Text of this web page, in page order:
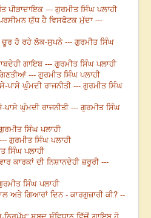
ਪੀੜਾਦਾਇਕ --- ਗੁਰਮੀਤ ਸਿੰਘ ਪਲਾਹੀ
ਯੁੱਧ ਹੈ ਵਿਸਫੋਟਕ ਮੁੱਦਾ ---
ਚੂਰ ਹੋ ਰਹੇ ਲੋਕ-ਸੁਪਨੇ --- ਗੁਰਮੀਤ ਸਿੰਘ
ਗਾਇਬ --- ਗੁਰਮੀਤ ਸਿੰਘ ਪਲਾਹੀ
--- ਗੁਰਮੀਤ ਸਿੰਘ ਪਲਾਹੀ
ਘੁੰਮਦੀ ਰਾਜਨੀਤੀ --- ਗੁਰਮੀਤ ਸਿੰਘ
ਘੁੰਮਦੀ ਰਾਜਨੀਤੀ --- ਗੁਰਮੀਤ ਸਿੰਘ
ਸਿੰਘ ਪਲਾਹੀ
ਗੁਰਮੀਤ ਸਿੰਘ ਪਲਾਹੀ
ਸਿੰਘ ਪਲਾਹੀ
ਕਾਰਕਾਂ ਦੀ ਨਿਸ਼ਾਨਦੇਹੀ ਜ਼ਰੂਰੀ ---
ਸਿੰਘ ਪਲਾਹੀ
ਅਤੇ ਗਿਆਰਾਂ ਦਿਨ - ਕਾਰਗੁਜ਼ਾਰੀ ਕੀ? --